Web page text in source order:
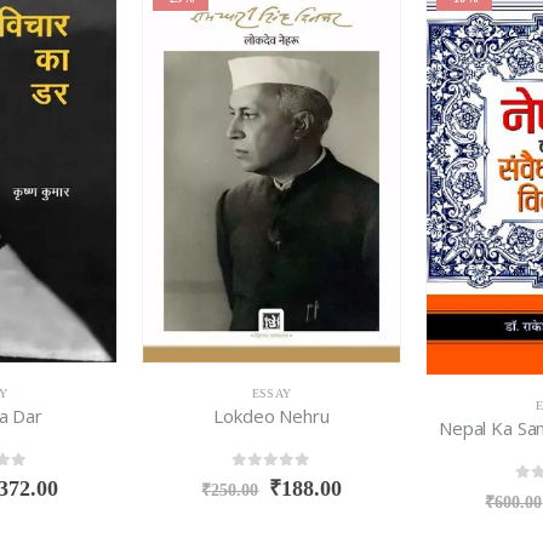
5
Nepal Ka Samvaidhanik Vikas
0out of 5
₹600.00 ₹540.00
0
₹